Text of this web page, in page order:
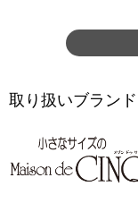
取り扱いブランド